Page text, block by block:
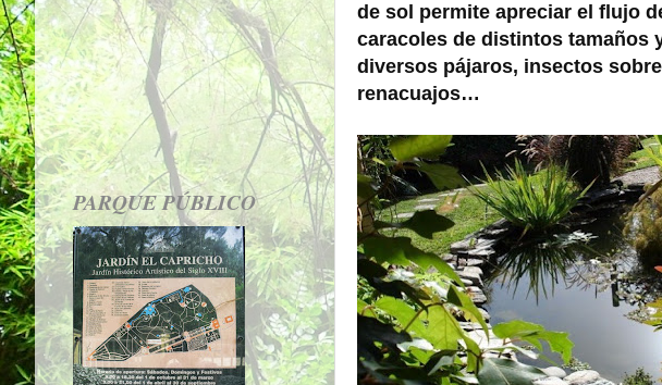
de sol permite apreciar el flujo
caracoles de distintos tamaños
diversos pájaros, insectos
renacuajos…
PARQUE PÚBLICO